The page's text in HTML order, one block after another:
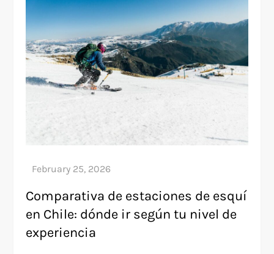
Comparativa de estaciones de esquí
en Chile: dónde ir según tu nivel de
experiencia